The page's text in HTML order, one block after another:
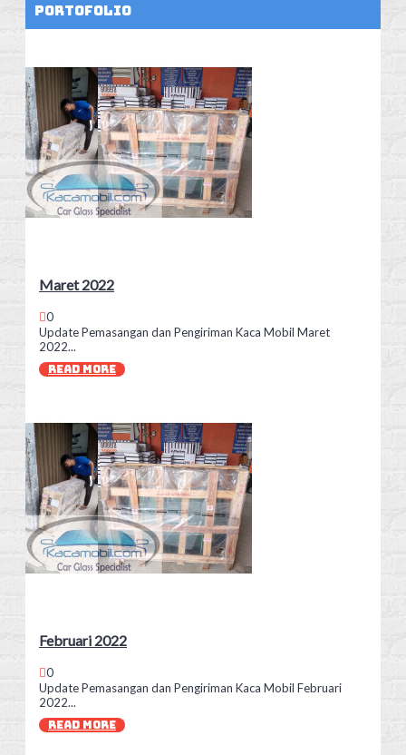
Portofolio
Maret 2022
0
Update Pemasangan dan Pengiriman Kaca Mobil Maret
2022...
READ MORE
Februari 2022
0
Update Pemasangan dan Pengiriman Kaca Mobil Februari
2022...
READ MORE